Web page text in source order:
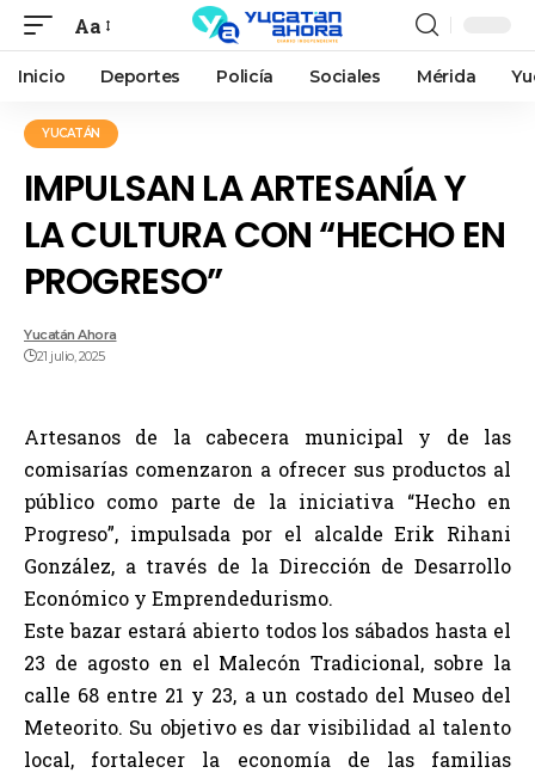
Aa
Inicio Deportes Policía Sociales Mérida
YUCATÁN
IMPULSAN LA ARTESANÍA Y
LA CULTURA CON “HECHO EN
PROGRESO”
Yucatán Ahora
21 julio, 2025
Artesanos de la cabecera municipal y de las
comisarías comenzaron a ofrecer sus productos al
público como parte de la iniciativa “Hecho en
Progreso”, impulsada por el alcalde Erik Rihani
González, a través de la Dirección de Desarrollo
Económico y Emprendedurismo.
Este bazar estará abierto todos los sábados hasta el
23 de agosto en el Malecón Tradicional, sobre la
calle 68 entre 21 y 23, a un costado del Museo del
Meteorito. Su objetivo es dar visibilidad al talento
local, fortalecer la economía de las familias